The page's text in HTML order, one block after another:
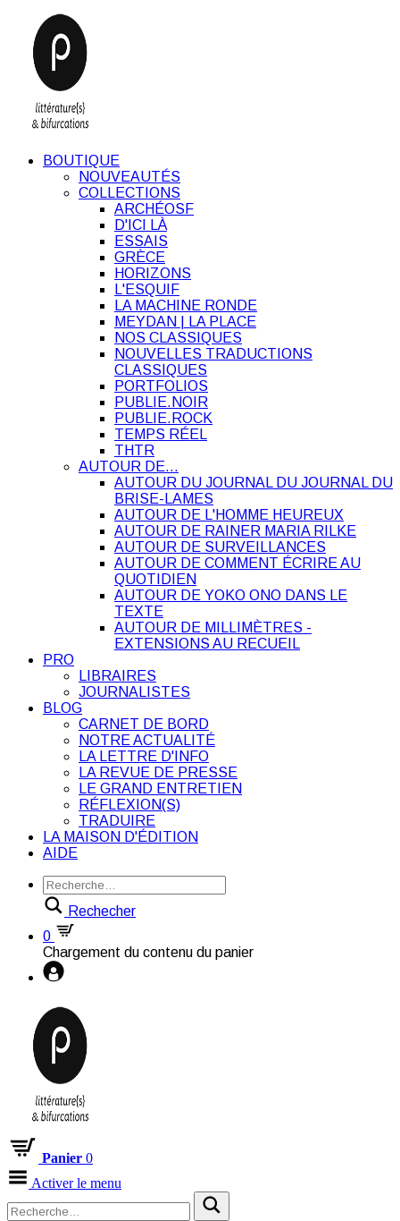
BOUTIQUE
NOUVEAUTÉS
COLLECTIONS
ARCHÉOSF
D'ICI LÀ
ESSAIS
GRÈCE
HORIZONS
L'ESQUIF
LA MACHINE RONDE
MEYDAN | LA PLACE
NOS CLASSIQUES
NOUVELLES TRADUCTIONS
CLASSIQUES
PORTFOLIOS
PUBLIE.NOIR
PUBLIE.ROCK
TEMPS RÉEL
THTR
AUTOUR DE…
AUTOUR DU JOURNAL DU JOURNAL DU
BRISE-LAMES
AUTOUR DE L'HOMME HEUREUX
AUTOUR DE RAINER MARIA RILKE
AUTOUR DE SURVEILLANCES
AUTOUR DE COMMENT ÉCRIRE AU
QUOTIDIEN
AUTOUR DE YOKO ONO DANS LE
TEXTE
AUTOUR DE MILLIMÈTRES -
EXTENSIONS AU RECUEIL
PRO
LIBRAIRES
JOURNALISTES
BLOG
CARNET DE BORD
NOTRE ACTUALITÉ
LA LETTRE D'INFO
LA REVUE DE PRESSE
LE GRAND ENTRETIEN
RÉFLEXION(S)
TRADUIRE
LA MAISON D'ÉDITION
AIDE
Rechecher
0
Chargement du contenu du panier
Panier 0
Activer le menu